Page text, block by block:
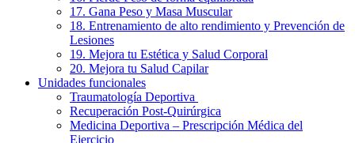
17. Gana Peso y Masa Muscular
18. Entrenamiento de alto rendimiento y Prevención de
Lesiones
19. Mejora tu Estética y Salud Corporal
20. Mejora tu Salud Capilar
Unidades funcionales
Traumatología Deportiva
Recuperación Post-Quirúrgica
Medicina Deportiva – Prescripción Médica del
Ejercicio